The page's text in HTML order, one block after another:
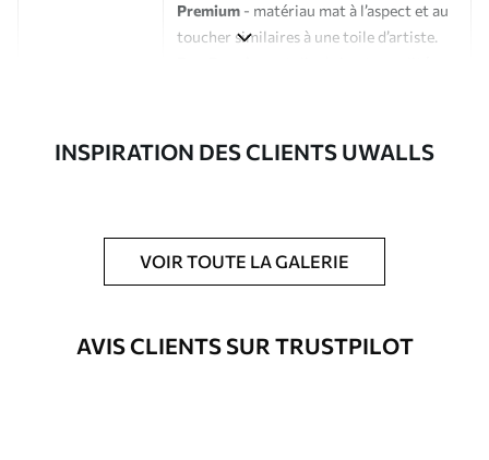
Premium - matériau mat à l’aspect et au
toucher similaires à une toile d’artiste.
Possibilité d'ajouter un vernis
protecteur pour renforcer la durabilité
du tableau.
Matériaux disponibles
INSPIRATION DES CLIENTS UWALLS
VOIR TOUTE LA GALERIE
AVIS CLIENTS SUR TRUSTPILOT